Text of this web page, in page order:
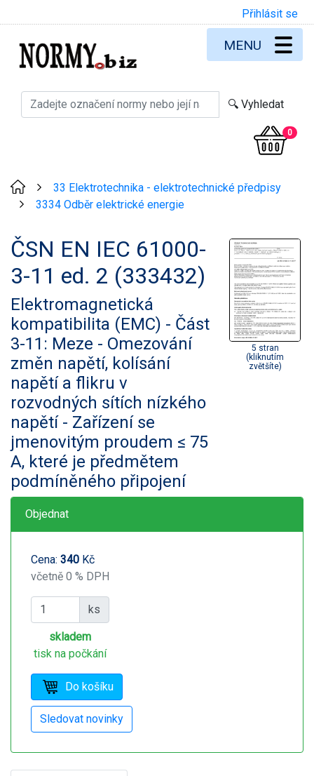
Přihlásit se
0
MENU
33 Elektrotechnika - elektrotechnické předpisy
3334 Odběr elektrické energie
ČSN EN IEC 61000-
3-11 ed. 2 (333432)
Elektromagnetická
kompatibilita (EMC) - Část
3-11: Meze - Omezování
změn napětí, kolísání
napětí a flikru v
rozvodných sítích nízkého
napětí - Zařízení se
jmenovitým proudem ≤ 75
A, které je předmětem
podmíněného připojení
5 stran
(kliknutím
zvětšíte)
Objednat
Cena: 340 Kč
včetně 0 % DPH
ks
skladem
tisk na počkání